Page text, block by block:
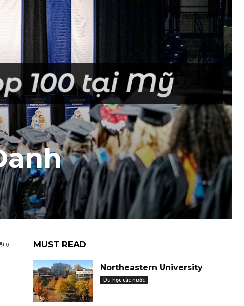
0 MUST READ
Northeastern University
Du học các nước